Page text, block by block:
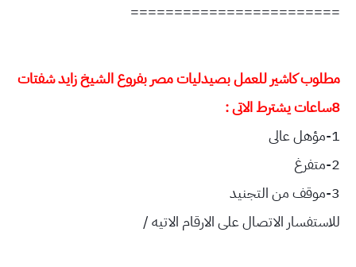
========================
مطلوب كاشير للعمل بصيدليات مصر بفروع الشيخ زايد شفتات
8ساعات يشترط الاتى :
1-مؤهل عالى
2-متفرغ
3-موقف من التجنيد
للاستفسار الاتصال على الارقام الاتيه /